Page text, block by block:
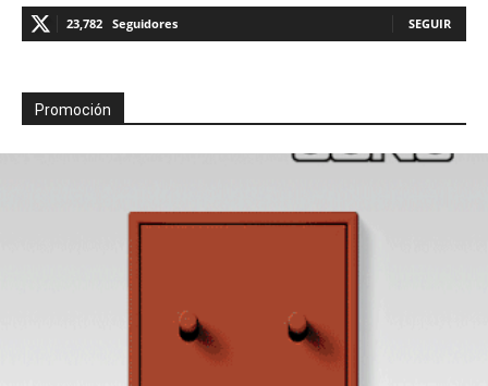
23,782 Seguidores SEGUIR
Promoción